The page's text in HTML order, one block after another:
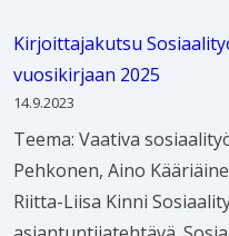
ä
y
ö
t
ä
o
m
u
t
t
a
v
u
u
s
i
a
a
l
i
s
a
a
l
i
Kirjoittajakutsu
vuosikirjaan 2025
14.9.2023
Teema: Vaativa
Pehkonen, Aino
Riitta-Liisa Kinni